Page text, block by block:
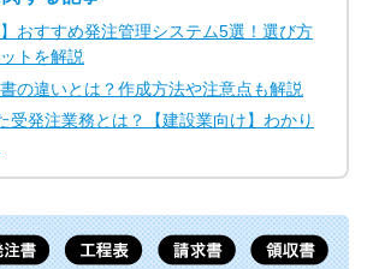
】おすすめ発注管理システム5選！選び方
トを解説
の違いとは？作成方法や注意点も解説
受発注業務とは？【建設業向け】わかり